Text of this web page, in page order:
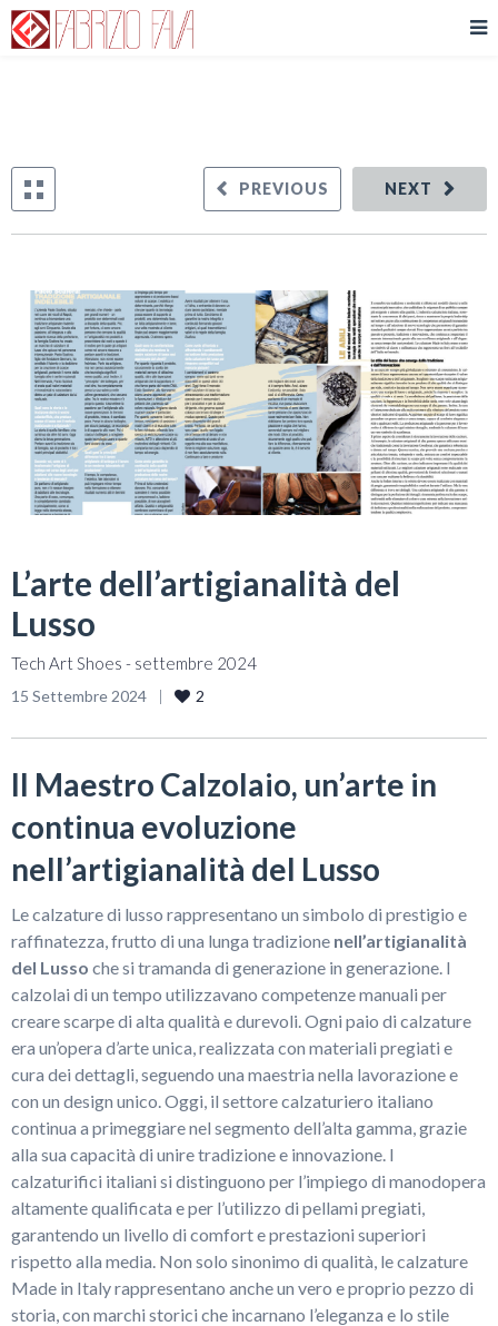
NEXT
PREVIOUS
L’arte dell’artigianalità del
Lusso
Tech Art Shoes - settembre 2024
15 Settembre 2024 2
Il Maestro Calzolaio, un’arte in
continua evoluzione
nell’artigianalità del Lusso
Le calzature di lusso rappresentano un simbolo di prestigio e
raffinatezza, frutto di una lunga tradizione nell’artigianalità
del Lusso che si tramanda di generazione in generazione. I
calzolai di un tempo utilizzavano competenze manuali per
creare scarpe di alta qualità e durevoli. Ogni paio di calzature
era un’opera d’arte unica, realizzata con materiali pregiati e
cura dei dettagli, seguendo una maestria nella lavorazione e
con un design unico. Oggi, il settore calzaturiero italiano
continua a primeggiare nel segmento dell’alta gamma, grazie
alla sua capacità di unire tradizione e innovazione. I
calzaturifici italiani si distinguono per l’impiego di manodopera
altamente qualificata e per l’utilizzo di pellami pregiati,
garantendo un livello di comfort e prestazioni superiori
rispetto alla media. Non solo sinonimo di qualità, le calzature
Made in Italy rappresentano anche un vero e proprio pezzo di
storia, con marchi storici che incarnano l’eleganza e lo stile